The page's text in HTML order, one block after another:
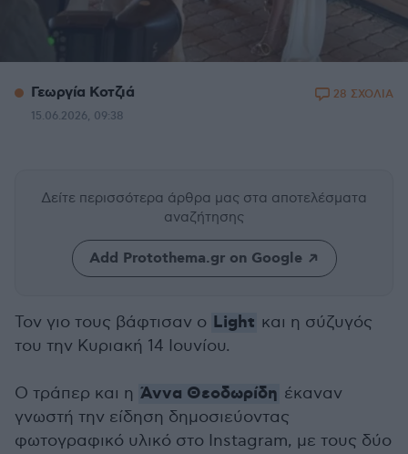
Γεωργία Κοτζιά
15.06.2026, 09:38
28 ΣΧΟΛΙΑ
Δείτε περισσότερα άρθρα μας στα αποτελέσματα
αναζήτησης
Add Protothema.gr on Google
Τον γιο τους βάφτισαν ο Light και η σύζυγός
του την Κυριακή 14 Ιουνίου.
Ο τράπερ και η Άννα Θεοδωρίδη έκαναν
γνωστή την είδηση δημοσιεύοντας
φωτογραφικό υλικό στο Instagram, με τους δύο